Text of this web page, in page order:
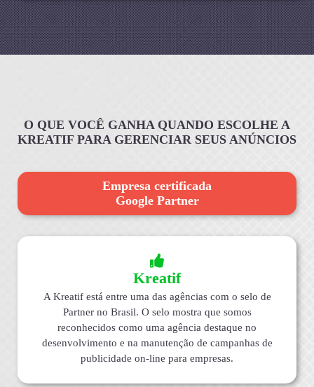
O QUE VOCÊ GANHA QUANDO ESCOLHE A
KREATIF PARA GERENCIAR SEUS ANÚNCIOS
Empresa certificada
Google Partner
Kreatif
A Kreatif está entre uma das agências com o selo de
Partner no Brasil. O selo mostra que somos
reconhecidos como uma agência destaque no
desenvolvimento e na manutenção de campanhas de
publicidade on-line para empresas.